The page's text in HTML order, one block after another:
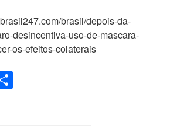
brasil/depois-da-
desincentiva-uso-de-mascara-
os-efeitos-colaterais